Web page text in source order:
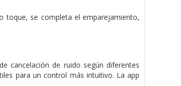
toque, se completa el emparejamiento,
cancelación de ruido según diferentes
para un control más intuitivo. La app